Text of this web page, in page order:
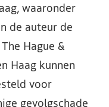
waaronder
de auteur de
Hague &
Haag kunnen
voor
gevolgschade